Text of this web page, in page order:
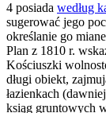
4 posiada według
sugerować jego
określanie go
Plan z 1810 r.
Kościuszki
długi obiekt,
łazienkach
ksiąg gruntowych